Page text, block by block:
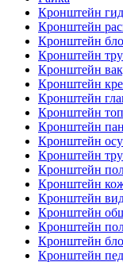
Кронштейн
Кронштейн
Кронштейн
Кронштейн
Кронштейн
Кронштейн
Кронштейн
Кронштейн
Кронштейн
Кронштейн
Кронштейн
Кронштейн
Кронштейн
Кронштейн
Кронштейн
Кронштейн
Кронштейн
Кронштейн